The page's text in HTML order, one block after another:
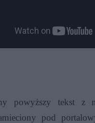
powyższy tekst z
pod